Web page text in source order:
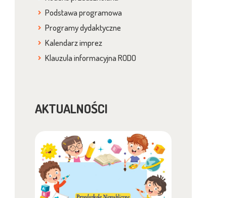
Podstawa programowa
Programy dydaktyczne
Kalendarz imprez
Klauzula informacyjna RODO
AKTUALNOŚCI